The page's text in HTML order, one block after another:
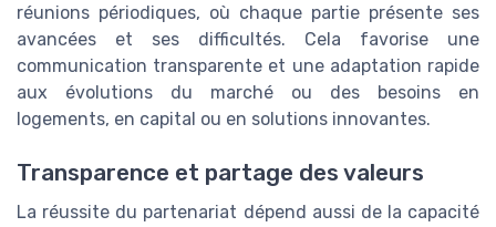
réunions périodiques, où chaque partie présente ses
avancées et ses difficultés. Cela favorise une
communication transparente et une adaptation rapide
aux évolutions du marché ou des besoins en
logements, en capital ou en solutions innovantes.
Transparence et partage des valeurs
La réussite du partenariat dépend aussi de la capacité